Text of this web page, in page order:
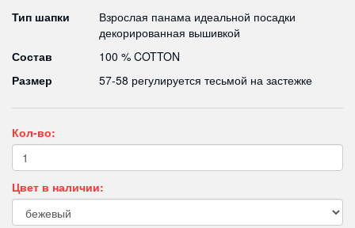
Тип шапки
Взрослая панама идеальной посадки
декорированная вышивкой
Состав
100 % COTTON
Размер
57-58 регулируется тесьмой на застежке
Кол-во:
Цвет в наличии: